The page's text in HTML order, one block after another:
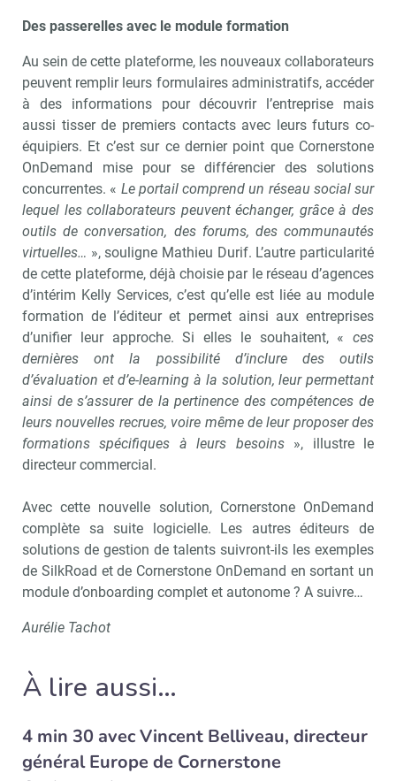
Des passerelles avec le module formation
Au sein de cette plateforme, les nouveaux collaborateurs
peuvent remplir leurs formulaires administratifs, accéder
à des informations pour découvrir l’entreprise mais
aussi tisser de premiers contacts avec leurs futurs co-
équipiers. Et c’est sur ce dernier point que Cornerstone
OnDemand mise pour se différencier des solutions
concurrentes. « Le portail comprend un réseau social sur
lequel les collaborateurs peuvent échanger, grâce à des
outils de conversation, des forums, des communautés
virtuelles… », souligne Mathieu Durif. L’autre particularité
de cette plateforme, déjà choisie par le réseau d’agences
d’intérim Kelly Services, c’est qu’elle est liée au module
formation de l’éditeur et permet ainsi aux entreprises
d’unifier leur approche. Si elles le souhaitent, « ces
dernières ont la possibilité d’inclure des outils
d’évaluation et d’e-learning à la solution, leur permettant
ainsi de s’assurer de la pertinence des compétences de
leurs nouvelles recrues, voire même de leur proposer des
formations spécifiques à leurs besoins», illustre le
directeur commercial.
Avec cette nouvelle solution, Cornerstone OnDemand
complète sa suite logicielle. Les autres éditeurs de
solutions de gestion de talents suivront-ils les exemples
de SilkRoad et de Cornerstone OnDemand en sortant un
module d’onboarding complet et autonome ? A suivre…
Aurélie Tachot
À lire aussi…
4 min 30 avec Vincent Belliveau, directeur
général Europe de Cornerstone